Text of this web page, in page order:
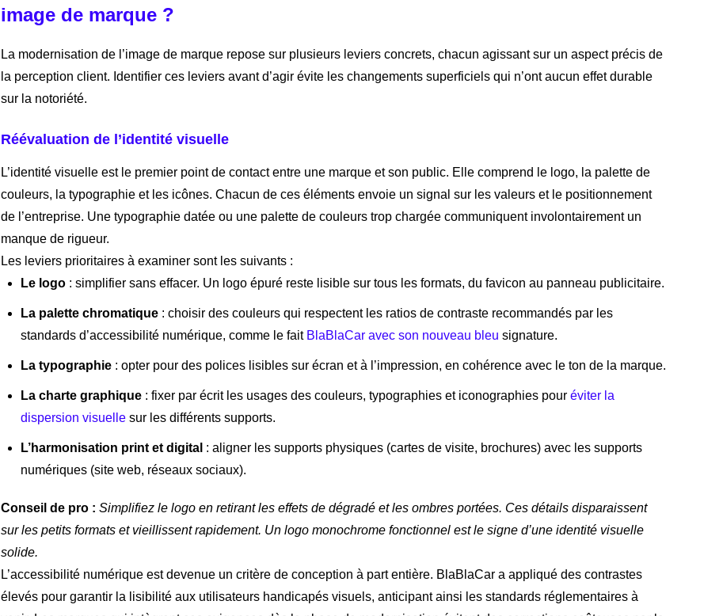
image de marque ?
La modernisation de l’image de marque repose sur plusieurs leviers concrets, chacun agissant sur un aspect précis de
la perception client. Identifier ces leviers avant d’agir évite les changements superficiels qui n’ont aucun effet durable
sur la notoriété.
Réévaluation de l’identité visuelle
L’identité visuelle est le premier point de contact entre une marque et son public. Elle comprend le logo, la palette de
couleurs, la typographie et les icônes. Chacun de ces éléments envoie un signal sur les valeurs et le positionnement
de l’entreprise. Une typographie datée ou une palette de couleurs trop chargée communiquent involontairement un
manque de rigueur.
Les leviers prioritaires à examiner sont les suivants :
Le logo : simplifier sans effacer. Un logo épuré reste lisible sur tous les formats, du favicon au panneau publicitaire.
La palette chromatique : choisir des couleurs qui respectent les ratios de contraste recommandés par les
standards d’accessibilité numérique, comme le fait BlaBlaCar avec son nouveau bleu signature.
La typographie : opter pour des polices lisibles sur écran et à l’impression, en cohérence avec le ton de la marque.
La charte graphique : fixer par écrit les usages des couleurs, typographies et iconographies pour éviter la
dispersion visuelle sur les différents supports.
L’harmonisation print et digital : aligner les supports physiques (cartes de visite, brochures) avec les supports
numériques (site web, réseaux sociaux).
Conseil de pro : Simplifiez le logo en retirant les effets de dégradé et les ombres portées. Ces détails disparaissent
sur les petits formats et vieillissent rapidement. Un logo monochrome fonctionnel est le signe d’une identité visuelle
solide.
L’accessibilité numérique est devenue un critère de conception à part entière. BlaBlaCar a appliqué des contrastes
élevés pour garantir la lisibilité aux utilisateurs handicapés visuels, anticipant ainsi les standards réglementaires à